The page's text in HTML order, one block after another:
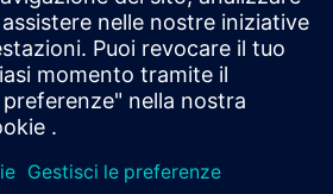
e il training
consente la modellazione virtuale
del prodotto